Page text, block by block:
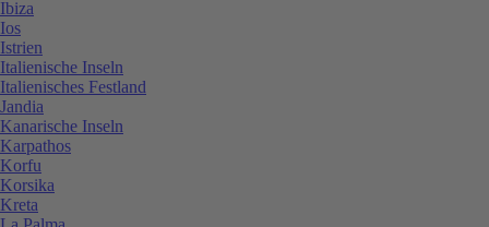
Ibiza
Ios
Istrien
Italienische Inseln
Italienisches Festland
Jandia
Kanarische Inseln
Karpathos
Korfu
Korsika
Kreta